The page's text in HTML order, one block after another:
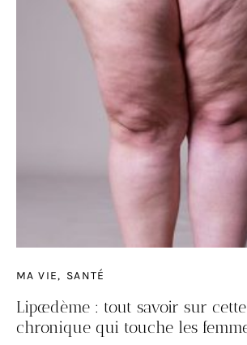
MA VIE SANTÉ
Lipœdème : tout savoir sur
chronique qui touche les